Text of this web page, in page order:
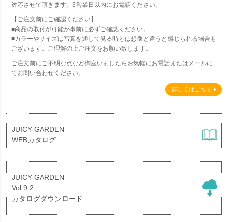
対応させて頂きます。3営業日以内にお電話ください。
【ご注文前にご確認ください】
■商品の取付が可能か事前に必ずご確認ください。
■カラーやサイズは写真を通して見る時とは想像と違うと感じられる場合も
ございます。ご理解の上ご注文をお願い致します。
ご注文前にご不明な点など御座いましたらお気軽にお電話またはメールに
てお問い合わせください。
詳しくはこちら
JUICY GARDEN
WEBカタログ
JUICY GARDEN
Vol.9.2
カタログダウンロード